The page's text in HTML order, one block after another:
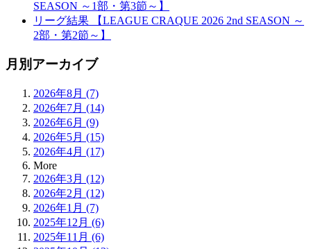
SEASON ～1部・第3節～】
リーグ結果 【LEAGUE CRAQUE 2026 2nd SEASON ～
2部・第2節～】
月別アーカイブ
2026年8月 (7)
2026年7月 (14)
2026年6月 (9)
2026年5月 (15)
2026年4月 (17)
More
2026年3月 (12)
2026年2月 (12)
2026年1月 (7)
2025年12月 (6)
2025年11月 (6)